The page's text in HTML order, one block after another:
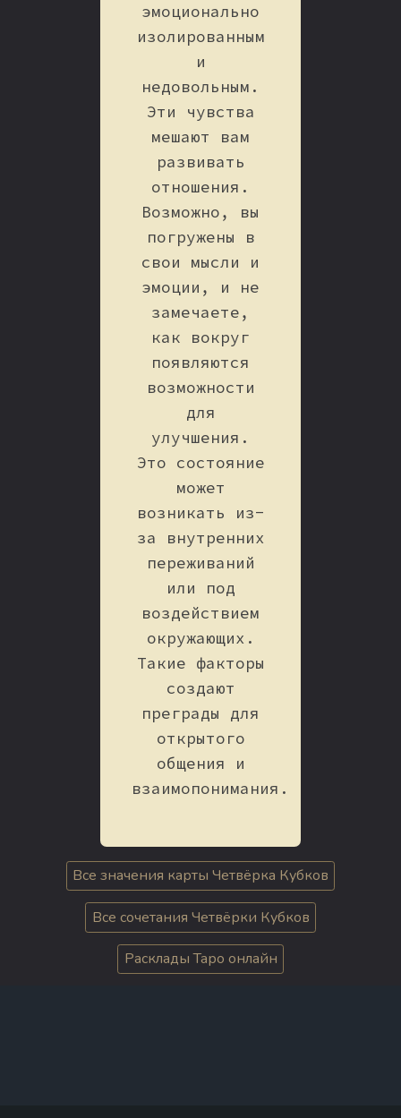
эмоционально
изолированным
и
недовольным.
Эти чувства
мешают вам
развивать
отношения.
Возможно, вы
погружены в
свои мысли и
эмоции, и не
замечаете,
как вокруг
появляются
возможности
для
улучшения.
Это состояние
может
возникать из-
за внутренних
переживаний
или под
воздействием
окружающих.
Такие факторы
создают
преграды для
открытого
общения и
взаимопонимания.
Все значения карты Четвёрка Кубков
Все сочетания Четвёрки Кубков
Расклады Таро онлайн